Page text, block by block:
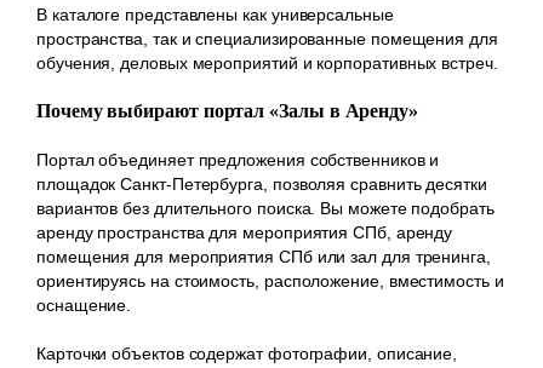
В каталоге представлены как универсальные
пространства, так и специализированные помещения для
обучения, деловых мероприятий и корпоративных встреч.
Почему выбирают портал «Залы в Аренду»
Портал объединяет предложения собственников и
площадок Санкт-Петербурга, позволяя сравнить десятки
вариантов без длительного поиска. Вы можете подобрать
аренду пространства для мероприятия СПб, аренду
помещения для мероприятия СПб или зал для тренинга,
ориентируясь на стоимость, расположение, вместимость и
оснащение.
Карточки объектов содержат фотографии, описание,